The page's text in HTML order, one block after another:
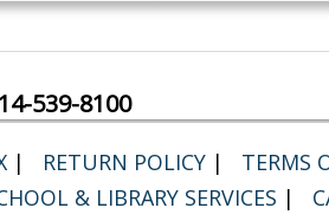
539-8100
| RETURN POLICY |
TERMS
& LIBRARY SERVICES |